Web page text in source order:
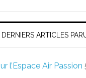
DERNIERS ARTICLES
l’Espace Air Passion